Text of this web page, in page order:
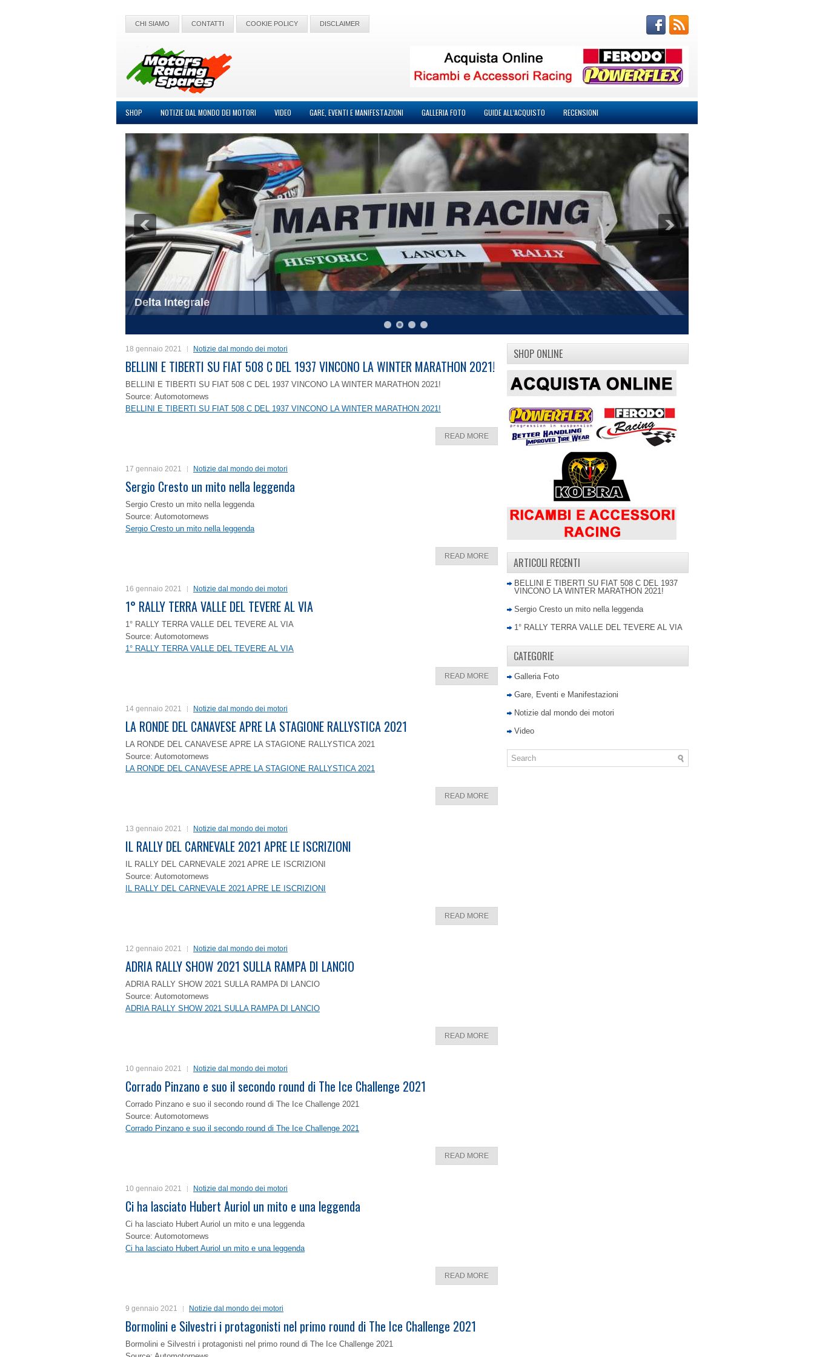
CHI SIAMO CONTATTI COOKIE POLICY DISCLAIMER
SHOP NOTIZIE DAL MONDO DEI MOTORI VIDEO GARE, EVENTI E MANIFESTAZIONI GALLERIA FOTO GUIDE ALL’ACQUISTO RECENSIONI
Delta Integrale
18 gennaio 2021 Notizie dal mondo dei motori
BELLINI E TIBERTI SU FIAT 508 C DEL 1937 VINCONO LA WINTER MARATHON 2021!
BELLINI E TIBERTI SU FIAT 508 C DEL 1937 VINCONO LA WINTER MARATHON 2021!
Source: Automotornews
BELLINI E TIBERTI SU FIAT 508 C DEL 1937 VINCONO LA WINTER MARATHON 2021!
READ MORE
17 gennaio 2021 Notizie dal mondo dei motori
Sergio Cresto un mito nella leggenda
Sergio Cresto un mito nella leggenda
Source: Automotornews
Sergio Cresto un mito nella leggenda
READ MORE
16 gennaio 2021 Notizie dal mondo dei motori
1° RALLY TERRA VALLE DEL TEVERE AL VIA
1° RALLY TERRA VALLE DEL TEVERE AL VIA
Source: Automotornews
1° RALLY TERRA VALLE DEL TEVERE AL VIA
READ MORE
14 gennaio 2021 Notizie dal mondo dei motori
LA RONDE DEL CANAVESE APRE LA STAGIONE RALLYSTICA 2021
LA RONDE DEL CANAVESE APRE LA STAGIONE RALLYSTICA 2021
Source: Automotornews
LA RONDE DEL CANAVESE APRE LA STAGIONE RALLYSTICA 2021
READ MORE
13 gennaio 2021 Notizie dal mondo dei motori
IL RALLY DEL CARNEVALE 2021 APRE LE ISCRIZIONI
IL RALLY DEL CARNEVALE 2021 APRE LE ISCRIZIONI
Source: Automotornews
IL RALLY DEL CARNEVALE 2021 APRE LE ISCRIZIONI
READ MORE
12 gennaio 2021 Notizie dal mondo dei motori
ADRIA RALLY SHOW 2021 SULLA RAMPA DI LANCIO
ADRIA RALLY SHOW 2021 SULLA RAMPA DI LANCIO
Source: Automotornews
ADRIA RALLY SHOW 2021 SULLA RAMPA DI LANCIO
READ MORE
10 gennaio 2021 Notizie dal mondo dei motori
Corrado Pinzano e suo il secondo round di The Ice Challenge 2021
Corrado Pinzano e suo il secondo round di The Ice Challenge 2021
Source: Automotornews
Corrado Pinzano e suo il secondo round di The Ice Challenge 2021
READ MORE
10 gennaio 2021 Notizie dal mondo dei motori
Ci ha lasciato Hubert Auriol un mito e una leggenda
Ci ha lasciato Hubert Auriol un mito e una leggenda
Source: Automotornews
Ci ha lasciato Hubert Auriol un mito e una leggenda
READ MORE
9 gennaio 2021 Notizie dal mondo dei motori
Bormolini e Silvestri i protagonisti nel primo round di The Ice Challenge 2021
Bormolini e Silvestri i protagonisti nel primo round di The Ice Challenge 2021
SHOP ONLINE
ARTICOLI RECENTI
BELLINI E TIBERTI SU FIAT 508 C DEL 1937
VINCONO LA WINTER MARATHON 2021!
Sergio Cresto un mito nella leggenda
1° RALLY TERRA VALLE DEL TEVERE AL VIA
CATEGORIE
Galleria Foto
Gare, Eventi e Manifestazioni
Notizie dal mondo dei motori
Video